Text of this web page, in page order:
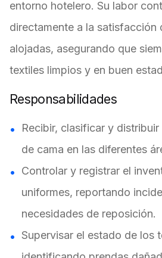
entorno hotelero. Su labor
directamente a la satisfacción
alojadas, asegurando que
textiles limpios y en buen
Responsabilidades
Recibir, clasificar y
de cama en las diferentes
Controlar y registrar el
uniformes, reportando
necesidades de reposición.
Supervisar el estado de los